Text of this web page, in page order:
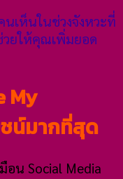
เห็นในช่วงจังหวะที่
วยให้คุณเพิ่มยอด
My
ชน์มากที่สุด
อน Social Media